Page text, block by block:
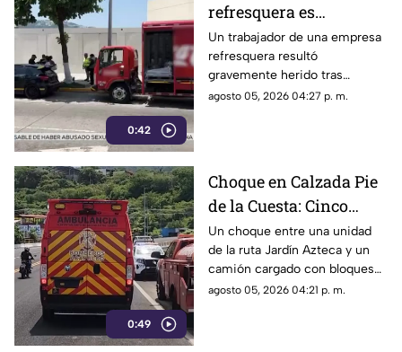
0:42
refresquera es
atropellado en la
Costera Miguel Alemán
Un trabajador de una empresa
refresquera resultó
gravemente herido tras
resbalar de su camión y ser
agosto 05, 2026 04:27 p. m.
0:49
Choque en Calzada Pie
de la Cuesta: Cinco
lesionados tras
impacto entre combi y
camión de carga
Un choque entre una unidad
de la ruta Jardín Azteca y un
camión cargado con bloques
de concreto movilizó a los
agosto 05, 2026 04:21 p. m.